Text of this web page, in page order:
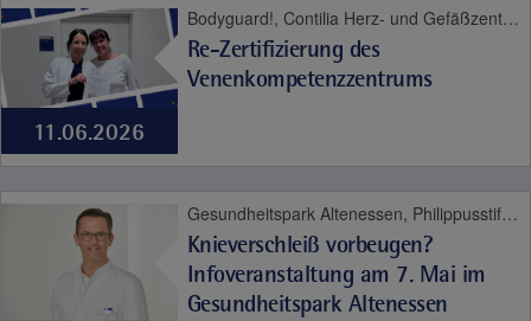
11.06.2026
Bodyguard!, Contilia Herz- und Gefäßzentrum, Contilia Klinik Management, Contilia Pflege und Betreuung, Contilia Zentrum für Arbeitsmedizin und Gesundheitsmanagement, CTR Huttrop, Elisabeth-Krankenhaus Essen, Fachklinik Kamillushaus Heidhausen, Geriatrie-Zentrum Haus Berge, Gesundheitspark Altenessen, Katholische Kliniken Ruhrhalbinsel, Philippusstift, Praxis am Grillo-Theater, St. Elisabeth-Krankenhaus Niederwenigern, St. Josef-Krankenhaus Kupferdreh, St. Marien-Hospital Mülheim an der Ruhr, Contilia, Herz und Gefäße
Re-Zertifizierung des
Venenkompetenzzentrums
Gesundheitspark Altenessen, Philippusstift, Bewegungsapparat
Knieverschleiß vorbeugen?
Infoveranstaltung am 7. Mai im
Gesundheitspark Altenessen